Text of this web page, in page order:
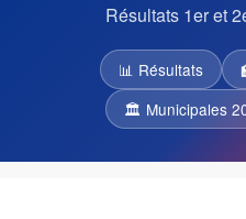
Résultats 1er et
📊 Résultats
🏛 Municipales